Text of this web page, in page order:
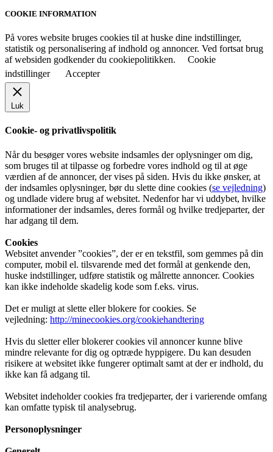
COOKIE INFORMATION
På vores website bruges cookies til at huske dine indstillinger,
statistik og personalisering af indhold og annoncer. Ved fortsat brug
af websiden godkender du cookiepolitikken.
Cookie
indstillinger
Accepter
Luk
Cookie- og privatlivspolitik
Når du besøger vores website indsamles der oplysninger om dig,
som bruges til at tilpasse og forbedre vores indhold og til at øge
værdien af de annoncer, der vises på siden. Hvis du ikke ønsker, at
der indsamles oplysninger, bør du slette dine cookies (se vejledning)
og undlade videre brug af websitet. Nedenfor har vi uddybet, hvilke
informationer der indsamles, deres formål og hvilke tredjeparter, der
har adgang til dem.
Cookies
Websitet anvender ”cookies”, der er en tekstfil, som gemmes på din
computer, mobil el. tilsvarende med det formål at genkende den,
huske indstillinger, udføre statistik og målrette annoncer. Cookies
kan ikke indeholde skadelig kode som f.eks. virus.
Det er muligt at slette eller blokere for cookies. Se
vejledning: http://minecookies.org/cookiehandtering
Hvis du sletter eller blokerer cookies vil annoncer kunne blive
mindre relevante for dig og optræde hyppigere. Du kan desuden
risikere at websitet ikke fungerer optimalt samt at der er indhold, du
ikke kan få adgang til.
Websitet indeholder cookies fra tredjeparter, der i varierende omfang
kan omfatte typisk til analysebrug.
Personoplysninger